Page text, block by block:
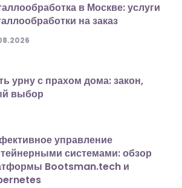
в Москве: услуги
на заказ
урну с прахом дома: закон,
выбор
управление
системами: обзор
Bootsman.tech и